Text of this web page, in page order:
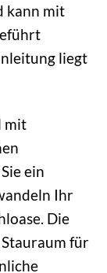
kann mit
liegt
mit
ein
Ihr
Die
für